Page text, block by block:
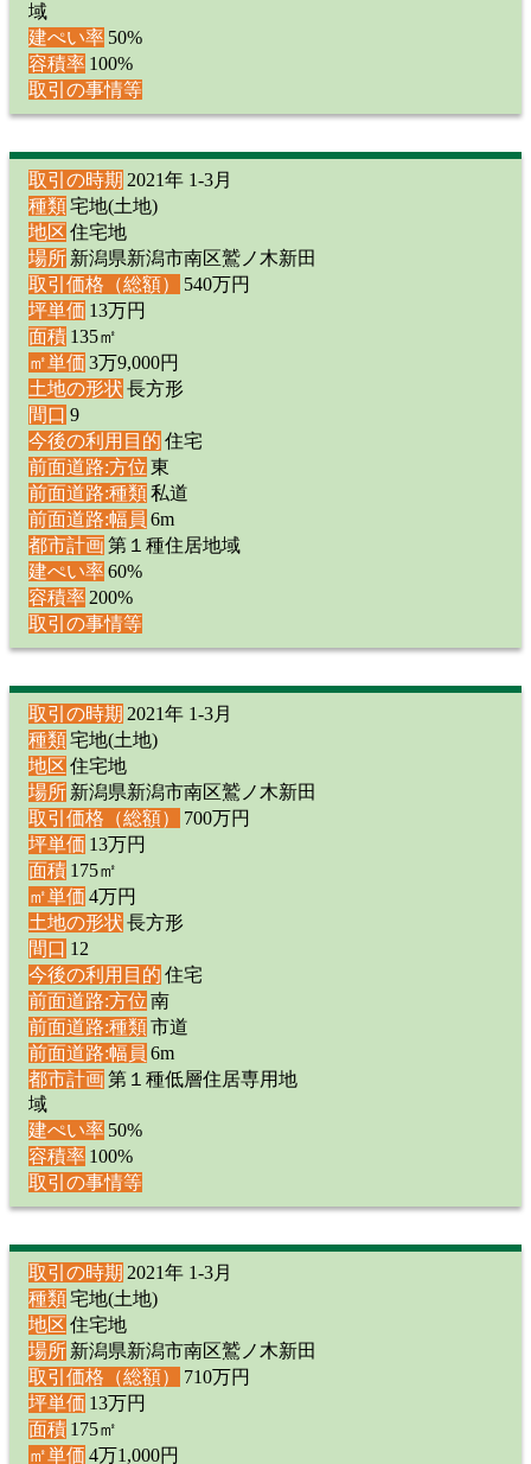
域
建ぺい率 50%
容積率 100%
取引の事情等
取引の時期 2021年 1-3月
種類 宅地(土地)
地区 住宅地
場所 新潟県新潟市南区鷲ノ木新田
取引価格（総額）
540万円
坪単価 13万円
面積 135㎡
㎡単価 3万9,000円
土地の形状 長方形
間口 9
今後の利用目的 住宅
前面道路:方位 東
前面道路:種類 私道
前面道路:幅員 6m
都市計画 第１種住居地域
建ぺい率60%
容積率200%
取引の事情等
取引の時期 2021年 1-3月
種類 宅地(土地)
地区 住宅地
場所 新潟県新潟市南区鷲ノ木新田
取引価格（総額）
700万円
坪単価 13万円
面積 175㎡
㎡単価 4万円
土地の形状 長方形
間口 12
今後の利用目的 住宅
前面道路:方位 南
前面道路:種類 市道
前面道路:幅員 6m
都市計画 第１種低層住居専用地
域
建ぺい率 50%
容積率 100%
取引の事情等
取引の時期 2021年 1-3月
種類 宅地(土地)
地区 住宅地
場所 新潟県新潟市南区鷲ノ木新田
取引価格（総額）
710万円
坪単価 13万円
面積 175㎡
㎡単価 4万1,000円